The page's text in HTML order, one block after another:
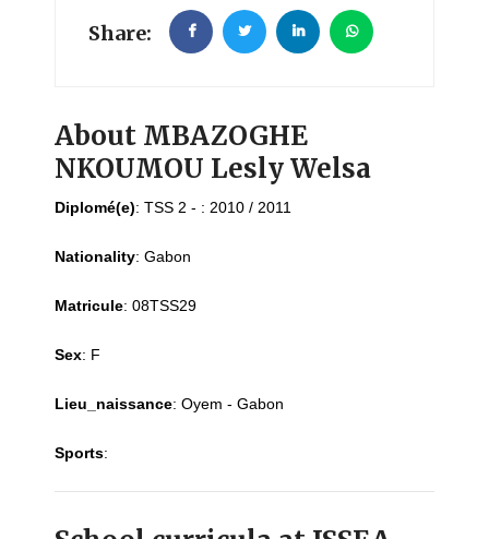
Share:
About MBAZOGHE
NKOUMOU Lesly Welsa
Diplomé(e): TSS 2 - : 2010 / 2011
Nationality: Gabon
Matricule: 08TSS29
Sex: F
Lieu_naissance: Oyem - Gabon
Sports: